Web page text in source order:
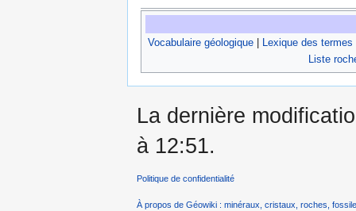
Vocabulaire géologique|
Lexique des
Liste
La dernière
à 12:51.
Politique de confidentialité
À propos de Géowiki : minéraux, cristaux, roches,